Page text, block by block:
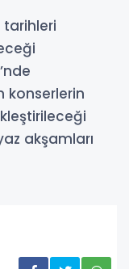
tarihleri
konserlerin
akşamları